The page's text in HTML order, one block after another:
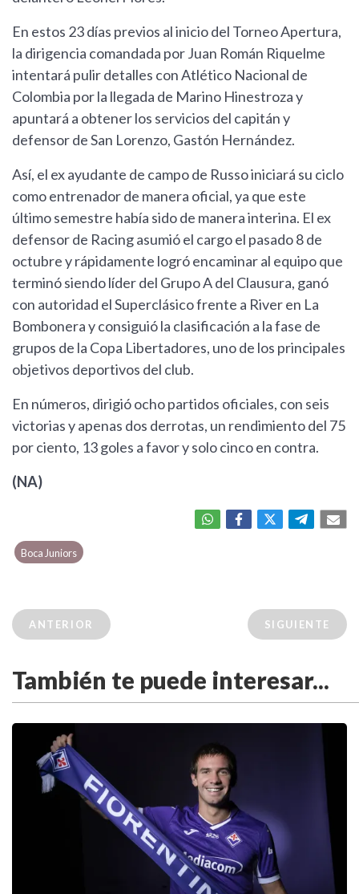
En estos 23 días previos al inicio del Torneo Apertura,
la dirigencia comandada por Juan Román Riquelme
intentará pulir detalles con Atlético Nacional de
Colombia por la llegada de Marino Hinestroza y
apuntará a obtener los servicios del capitán y
defensor de San Lorenzo, Gastón Hernández.
Así, el ex ayudante de campo de Russo iniciará su ciclo
como entrenador de manera oficial, ya que este
último semestre había sido de manera interina. El ex
defensor de Racing asumió el cargo el pasado 8 de
octubre y rápidamente logró encaminar al equipo que
terminó siendo líder del Grupo A del Clausura, ganó
con autoridad el Superclásico frente a River en La
Bombonera y consiguió la clasificación a la fase de
grupos de la Copa Libertadores, uno de los principales
objetivos deportivos del club.
En números, dirigió ocho partidos oficiales, con seis
victorias y apenas dos derrotas, un rendimiento del 75
por ciento, 13 goles a favor y solo cinco en contra.
(NA)
Boca Juniors
ANTERIOR SIGUIENTE
También te puede interesar...